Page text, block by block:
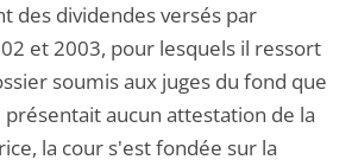
des dividendes versés par
et 2003, pour lesquels il ressort
soumis aux juges du fond que
présentait aucun attestation de la
la cour s'est fondée sur la